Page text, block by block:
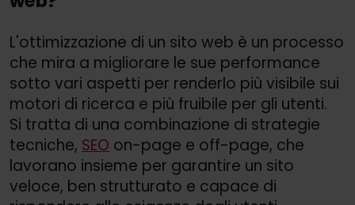
L'ottimizzazione di un sito web è un processo
che mira a migliorare le sue performance
sotto vari aspetti per renderlo più visibile sui
motori di ricerca e più fruibile per gli utenti.
Si tratta di una combinazione di strategie
tecniche, SEO on-page e off-page, che
lavorano insieme per garantire un sito
veloce, ben strutturato e capace di